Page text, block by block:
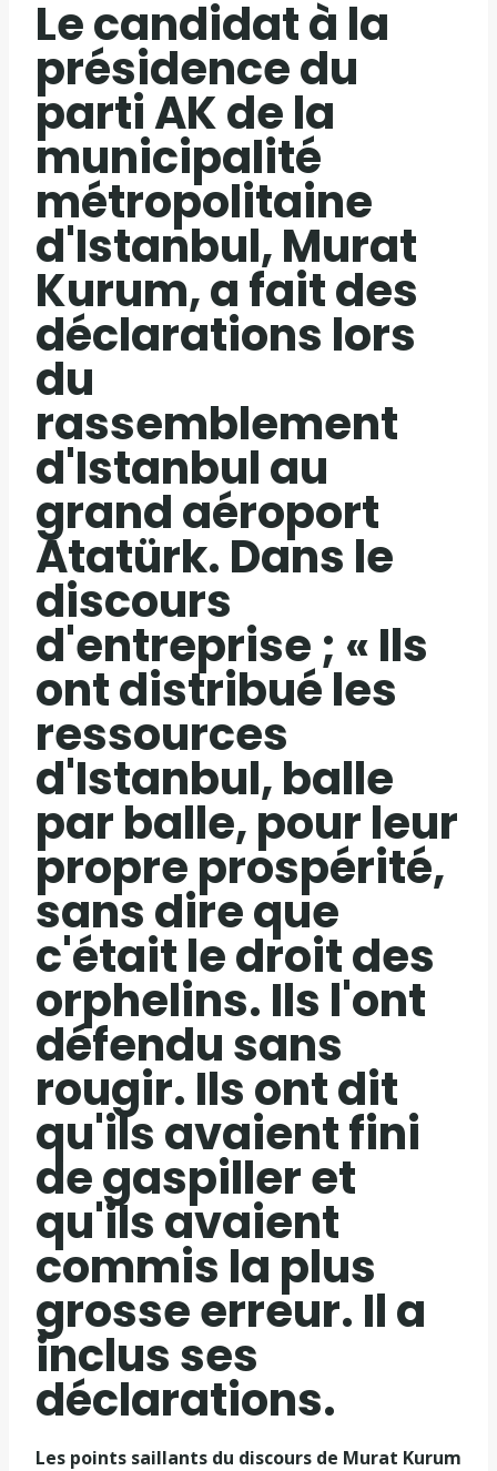
Le candidat à la
présidence du
parti AK de la
municipalité
métropolitaine
d'Istanbul, Murat
Kurum, a fait des
déclarations lors
du
rassemblement
d'Istanbul au
grand aéroport
Atatürk. Dans le
discours
d'entreprise ; « Ils
ont distribué les
ressources
d'Istanbul, balle
par balle, pour leur
propre prospérité,
sans dire que
c'était le droit des
orphelins. Ils l'ont
défendu sans
rougir. Ils ont dit
qu'ils avaient fini
de gaspiller et
qu'ils avaient
commis la plus
grosse erreur. Il a
inclus ses
déclarations.
Les points saillants du discours de Murat Kurum